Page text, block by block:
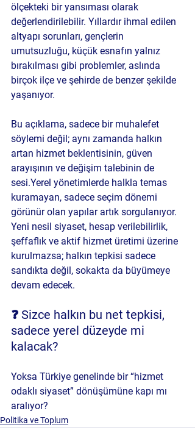
ölçekteki bir yansıması olarak
değerlendirilebilir. Yıllardır ihmal edilen
altyapı sorunları, gençlerin
umutsuzluğu, küçük esnafın yalnız
bırakılması gibi problemler, aslında
birçok ilçe ve şehirde de benzer şekilde
yaşanıyor.
Bu açıklama, sadece bir muhalefet
söylemi değil; aynı zamanda halkın
artan hizmet beklentisinin, güven
arayışının ve değişim talebinin de
sesi.Yerel yönetimlerde halkla temas
kuramayan, sadece seçim dönemi
görünür olan yapılar artık sorgulanıyor.
Yeni nesil siyaset, hesap verilebilirlik,
şeffaflık ve aktif hizmet üretimi üzerine
kurulmazsa; halkın tepkisi sadece
sandıkta değil, sokakta da büyümeye
devam edecek.
❓ Sizce halkın bu net tepkisi,
sadece yerel düzeyde mi
kalacak?
Yoksa Türkiye genelinde bir “hizmet
odaklı siyaset” dönüşümüne kapı mı
aralıyor?
Politika ve Toplum